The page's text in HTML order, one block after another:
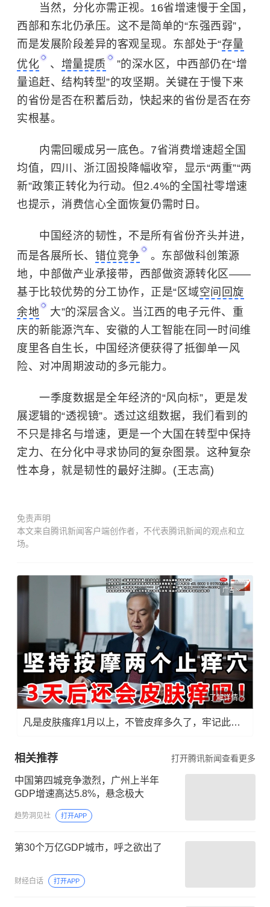
当然，分化亦需正视。16省增速慢于全国，
西部和东北仍承压。这不是简单的“东强西弱”，
而是发展阶段差异的客观呈现。东部处于“存量
优化
、 增量提质
”的深水区，中西部仍在“增
量追赶、结构转型”的攻坚期。关键在于慢下来
的省份是否在积蓄后劲，快起来的省份是否在夯
实根基。
内需回暖成另一底色。7省消费增速超全国
均值，四川、浙江固投降幅收窄，显示“两重”“两
新”政策正转化为行动。但2.4%的全国社零增速
也提示，消费信心全面恢复仍需时日。
中国经济的韧性，不是所有省份齐头并进，
而是各展所长、 错位竞争
。东部做科创策源
地，中部做产业承接带，西部做资源转化区——
基于比较优势的分工协作，正是“区域空间回旋
余地
大”的深层含义。当江西的电子元件、重
庆的新能源汽车、安徽的人工智能在同一时间维
度里各自生长，中国经济便获得了抵御单一风
险、对冲周期波动的多元能力。
一季度数据是全年经济的“风向标”，更是发
展逻辑的“透视镜”。透过这组数据，我们看到的
不只是排名与增速，更是一个大国在转型中保持
定力、在分化中寻求协同的复杂图景。这种复杂
性本身，就是韧性的最好注脚。(王志高)
免责声明
本文来自腾讯新闻客户端创作者，不代表腾讯新闻的观点和立
场。
广告
了解详情
凡是皮肤瘙痒1月以上，不管皮痒多久了，牢记此法，快！准！狠！
相关推荐 打开腾讯新闻查看更多
中国第四城竞争激烈，广州上半年
GDP增速高达5.8%，悬念极大
趋势洞见社 打开APP
第30个万亿GDP城市，呼之欲出了
财经白话 打开APP